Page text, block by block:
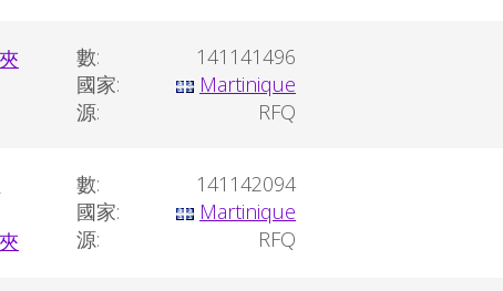
數:
141141496
國家:
Martinique
源:
RFQ
數:
141142094
國家:
Martinique
源:
RFQ